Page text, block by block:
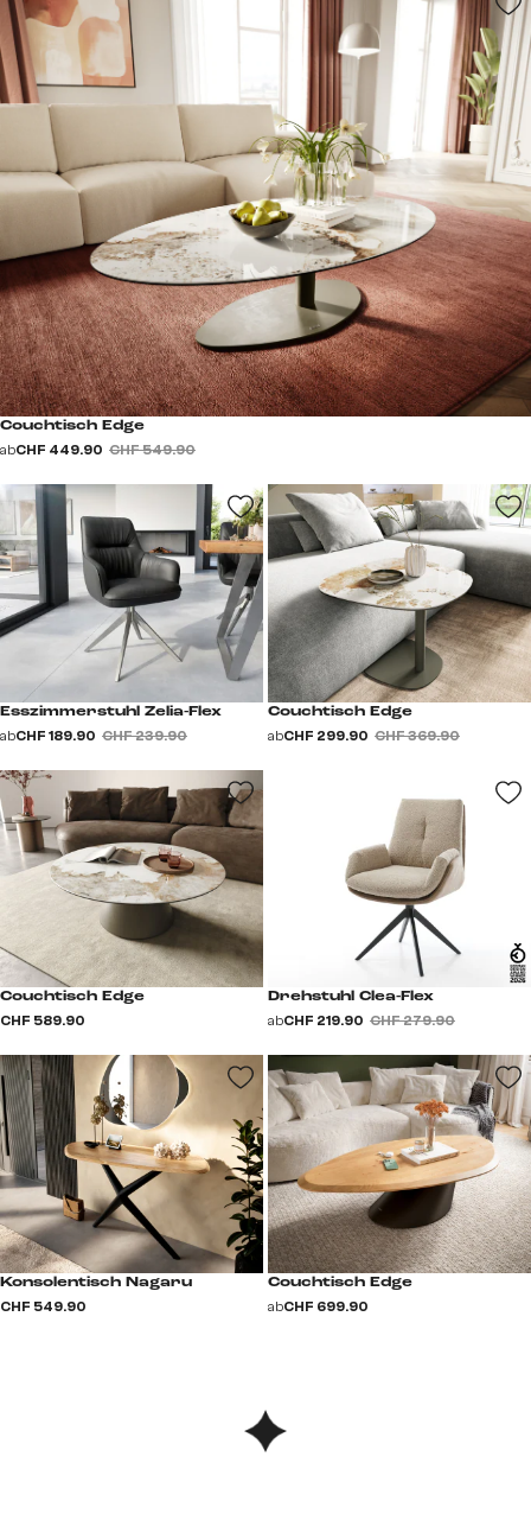
Couchtisch Edge
abCHF 449.90 CHF 549.90
Esszimmerstuhl Zelia-Flex
abCHF 189.90 CHF 239.90
Couchtisch Edge
abCHF 299.90 CHF 369.90
Couchtisch Edge
CHF 589.90
Drehstuhl Clea-Flex
abCHF 219.90 CHF 279.90
Konsolentisch Nagaru
CHF 549.90
Couchtisch Edge
abCHF 699.90